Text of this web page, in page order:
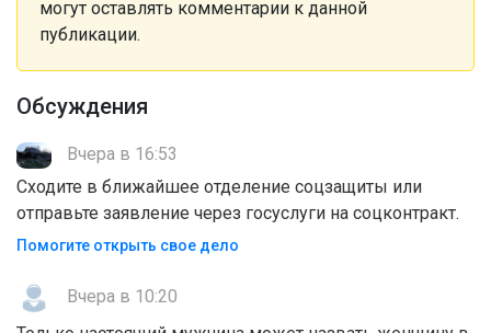
могут оставлять комментарии к данной
публикации.
Обсуждения
Вчера в 16:53
Сходите в ближайшее отделение соцзащиты или
отправьте заявление через госуслуги на соцконтракт.
Помогите открыть свое дело
Вчера в 10:20